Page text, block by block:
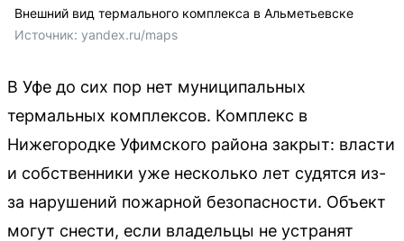
Внешний вид термального комплекса в Альметьевске
Источник: yandex.ru/maps
В Уфе до сих пор нет муниципальных
термальных комплексов. Комплекс в
Нижегородке Уфимского района закрыт: власти
и собственники уже несколько лет судятся из-
за нарушений пожарной безопасности. Объект
могут снести, если владельцы не устранят